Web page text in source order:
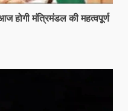
होगी मंत्रिमंडल की महत्वपूर्ण